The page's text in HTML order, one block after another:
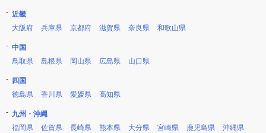
近畿
大阪府
兵庫県 京都府 滋賀県 奈良県 和歌山県
中国
鳥取県
島根県 岡山県 広島県 山口県
四国
徳島県
香川県 愛媛県 高知県
九州・沖縄
福岡県
佐賀県 長崎県 熊本県 大分県 宮崎県 鹿児島県 沖縄県